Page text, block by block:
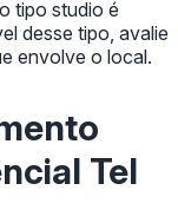
tipo studio é
desse tipo, avalie
envolve o local.
Tel